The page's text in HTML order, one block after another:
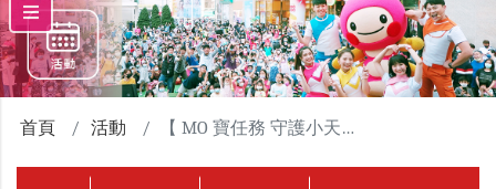
首頁 活動 【 MO 寶任務 守護小天使 】悠斯晶贈獎活動